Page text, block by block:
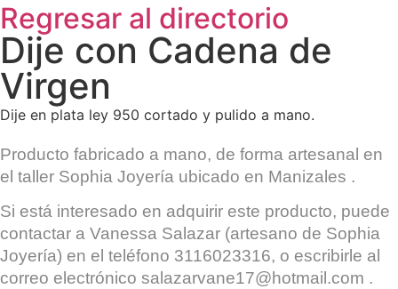
Regresar al directorio
Dije con Cadena de
Virgen
Dije en plata ley 950 cortado y pulido a mano.
Producto fabricado a mano, de forma artesanal en
el taller Sophia Joyería ubicado en Manizales .
Si está interesado en adquirir este producto, puede
contactar a Vanessa Salazar (artesano de Sophia
Joyería) en el teléfono 3116023316, o escribirle al
correo electrónico salazarvane17@hotmail.com .